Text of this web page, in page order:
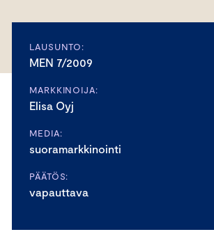
LAUSUNTO:
MEN 7/2009
MARKKINOIJA:
Elisa Oyj
MEDIA:
suoramarkkinointi
PÄÄTÖS:
vapauttava